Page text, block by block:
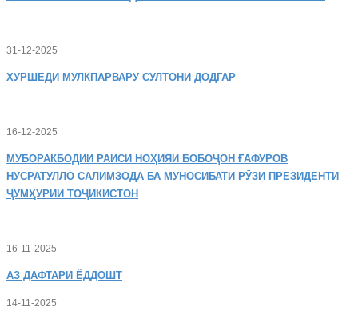
31-12-2025
ХУРШЕДИ МУЛКПАРВАРУ СУЛТОНИ ДОДГАР
16-12-2025
МУБОРАКБОДИИ РАИСИ НОҲИЯИ БОБОҶОН ҒАФУРОВ
НУСРАТУЛЛО САЛИМЗОДА БА МУНОСИБАТИ РӮЗИ ПРЕЗИДЕНТИ
ҶУМҲУРИИ ТОҶИКИСТОН
16-11-2025
АЗ ДАФТАРИ ЁДДОШТ
14-11-2025